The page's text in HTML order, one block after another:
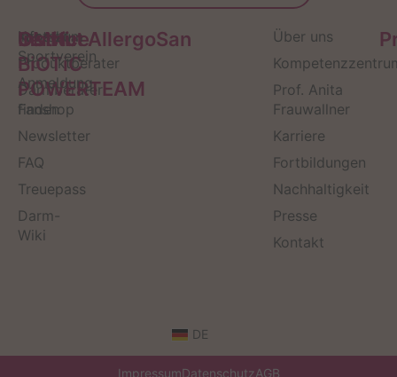
Service
Kontakt
Produktberater
Darmberater
finden
Newsletter
FAQ
Treuepass
Darm-
Wiki
OMNi-
BiOTiC
POWERTEAM
Infos zum
Sportverein
Anmeldung
Fanshop
Institut AllergoSan
Über uns
Prof. Anita
Frauwallner
Karriere
Fortbildungen
Nachhaltigkeit
Presse
Kontakt
DE
ImpressumDatenschutzAGB